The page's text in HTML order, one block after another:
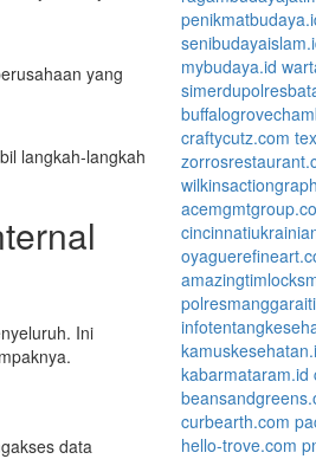
yang
langkah-langkah
Ini
data
mybudaya.id
craftycutz.com
kabarmataram.id
curbearth.com
hello-trove.com